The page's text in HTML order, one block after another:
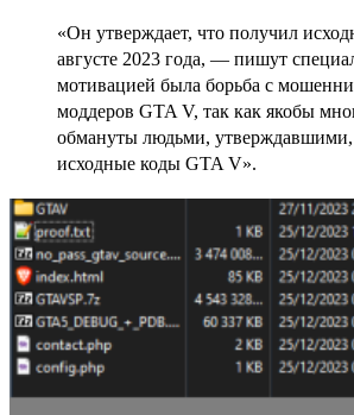
«Он утверждает, что получил
августе 2023 года, — пишут
мотивацией была борьба с
моддеров GTA V, так как якобы
обмануты людьми, утверждавшими,
исходные коды GTA V».